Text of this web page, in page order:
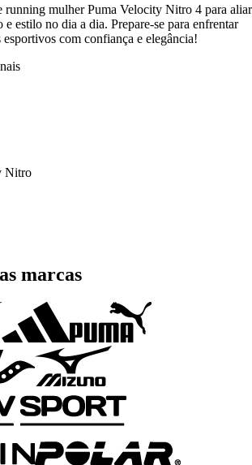
running mulher Puma Velocity Nitro 4 para aliar
e estilo no dia a dia. Prepare-se para enfrentar
esportivos com confiança e elegância!
Nitro
marcas